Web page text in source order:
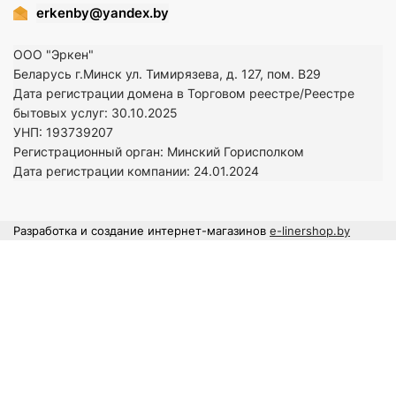
erkenby@yandex.by
ООО "Эркен"
Беларусь г.Минск ул. Тимирязева, д. 127, пом. В29
Дата регистрации домена в Торговом реестре/Реестре
бытовых услуг: 30.10.2025
УНП: 193739207
Регистрационный орган: Минский Горисполком
Дата регистрации компании: 24.01.2024
Разработка и создание интернет-магазинов e-linershop.by